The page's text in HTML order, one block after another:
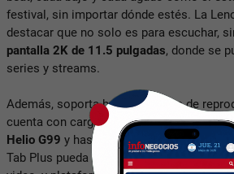
festival, sin importar dónde estés. La
destacar que no solo es para escuchar,
pantalla 2K de 11.5 pulgadas, donde se
series y streams.
Además, soporta hasta 38 horas de
cuenta con carga rápida.Asimismo, el
Helio G99 y hasta 256 GB de
Tab Plus pueda manejar todas tus apps